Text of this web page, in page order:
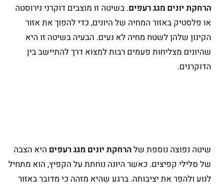
הרחקת יונים מגג רעפים. בשיטה זו מוצבים דוקרני נירוסטה
או פלסטיק באזור המחיה של היונים, כדי להפוך את אזור
הקינון שלהן לשטח מחיה לא נעים. הבעיה בשיטה זו היא
שהיונים מצליחות פעמים רבות למצוא דרך להתיישב בין
הדוקרנים.
שיטה נפוצה נוספת שלהרחקת יונים מגג רעפים היא הצבה
של סלילי קפיצים. כאשר היונה נוחתת על הקפיץ, הוא מתחיל
לנוע ולהפר את יציבותה. ברגע שהיא מזהה כי מדובר באזור